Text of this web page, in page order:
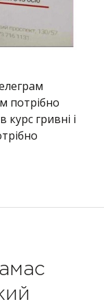
потрібно
гривні і